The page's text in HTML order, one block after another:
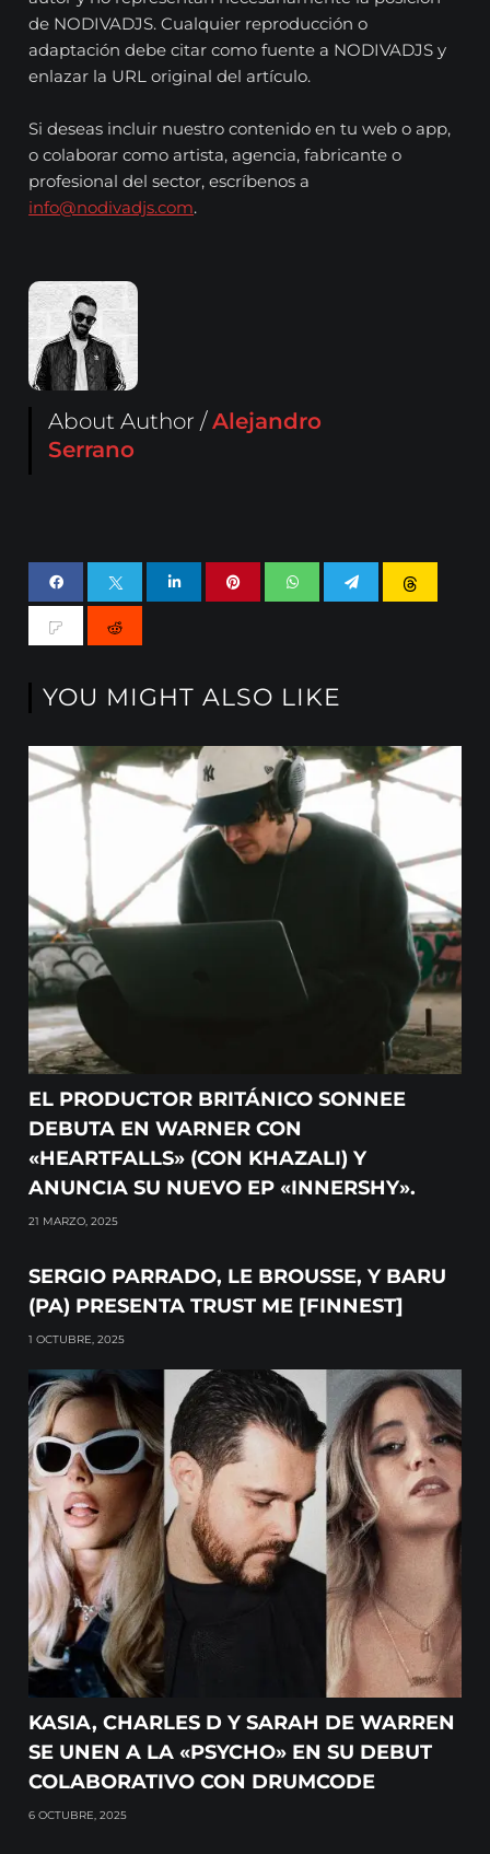
de NODIVADJS. Cualquier reproducción o
adaptación debe citar como fuente a NODIVADJS y
enlazar la URL original del artículo.
Si deseas incluir nuestro contenido en tu web o app,
o colaborar como artista, agencia, fabricante o
profesional del sector, escríbenos a
info@nodivadjs.com.
About Author /Alejandro
Serrano
YOU MIGHT ALSO LIKE
EL PRODUCTOR BRITÁNICO SONNEE
DEBUTA EN WARNER CON
«HEARTFALLS» (CON KHAZALI) Y
ANUNCIA SU NUEVO EP «INNERSHY».
21 MARZO, 2025
SERGIO PARRADO, LE BROUSSE, Y BARU
(PA) PRESENTA TRUST ME [FINNEST]
1 OCTUBRE, 2025
KASIA, CHARLES D Y SARAH DE WARREN
SE UNEN A LA «PSYCHO» EN SU DEBUT
COLABORATIVO CON DRUMCODE
6 OCTUBRE, 2025